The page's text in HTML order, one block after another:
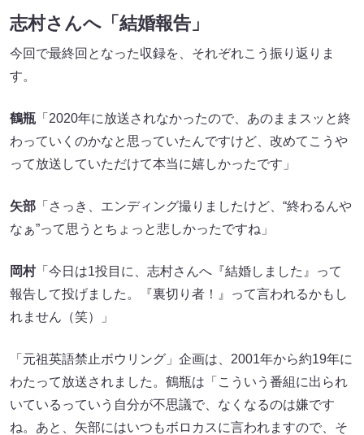
志村さんへ「結婚報告」
今回で最終回となった収録を、それぞれこう振り返りま
す。
鶴瓶 「2020年に放送されなかったので、あのままスッと終
わっていくのかなと思っていたんですけど、改めてこうや
って放送していただけて本当に嬉しかったです」
矢部 「さっき、エンディング撮りましたけど、“終わるんや
なぁ”って思うとちょっと悲しかったですね」
岡村「今日は1投目に、志村さんへ『結婚しました』って
報告して投げました。『裏切り者！』って言われるかもし
れません（笑）」
「元祖英語禁止ボウリング」企画は、2001年から約19年に
わたって放送されました。鶴瓶は「こういう番組に出られ
いているっていう自分が不思議で、なくなるのは嫌です
ね。あと、矢部にはいつもボロカスに言われますので、そ